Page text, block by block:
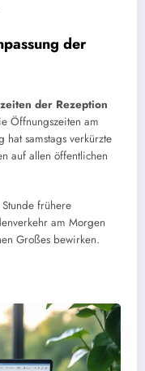
der
der Rezeption
Öffnungszeiten am
samstags verkürzte
auf allen öffentlichen
frühere
am Morgen
Großes bewirken.